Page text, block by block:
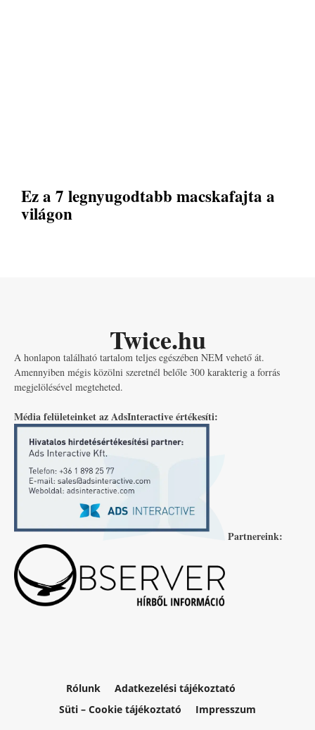
Ez a 7 legnyugodtabb macskafajta a
világon
Twice.hu
A honlapon található tartalom teljes egészében NEM vehető át.
Amennyiben mégis közölni szeretnél belőle 300 karakterig a forrás
megjelölésével megteheted.
Média felületeinket az AdsInteractive értékesíti:
Partnereink:
Rólunk
Adatkezelési tájékoztató
Süti – Cookie tájékoztató
Impresszum